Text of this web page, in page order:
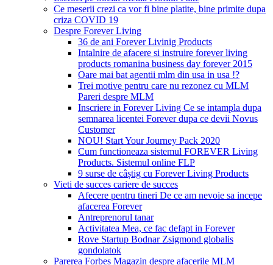
Ce meserii crezi ca vor fi bine platite, bine primite dupa
criza COVID 19
Despre Forever Living
36 de ani Forever Livinig Products
Intalnire de afacere si instruire forever living
products romanina business day forever 2015
Oare mai bat agentii mlm din usa in usa !?
Trei motive pentru care nu rezonez cu MLM
Pareri despre MLM
Inscriere in Forever Living Ce se intampla dupa
semnarea licentei Forever dupa ce devii Novus
Customer
NOU! Start Your Journey Pack 2020
Cum functioneaza sistemul FOREVER Living
Products. Sistemul online FLP
9 surse de câștig cu Forever Living Products
Vieti de succes cariere de succes
Afecere pentru tineri De ce am nevoie sa incepe
afacerea Forever
Antreprenorul tanar
Activitatea Mea, ce fac defapt in Forever
Rove Startup Bodnar Zsigmond globalis
gondolatok
Parerea Forbes Magazin despre afacerile MLM